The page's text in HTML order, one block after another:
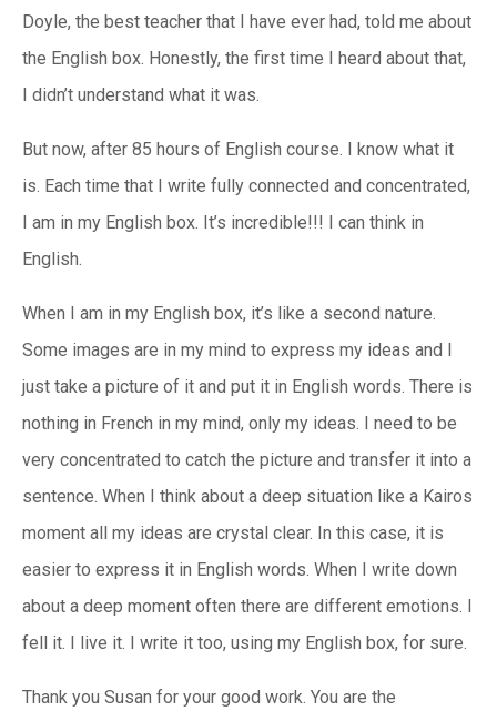
Doyle, the best teacher that I have ever had, told me about
the English box. Honestly, the first time I heard about that,
I didn’t understand what it was.
But now, after 85 hours of English course. I know what it
is. Each time that I write fully connected and concentrated,
I am in my English box. It’s incredible!!! I can think in
English.
When I am in my English box, it’s like a second nature.
Some images are in my mind to express my ideas and I
just take a picture of it and put it in English words. There is
nothing in French in my mind, only my ideas. I need to be
very concentrated to catch the picture and transfer it into a
sentence. When I think about a deep situation like a Kairos
moment all my ideas are crystal clear. In this case, it is
easier to express it in English words. When I write down
about a deep moment often there are different emotions. I
fell it. I live it. I write it too, using my English box, for sure.
Thank you Susan for your good work. You are the